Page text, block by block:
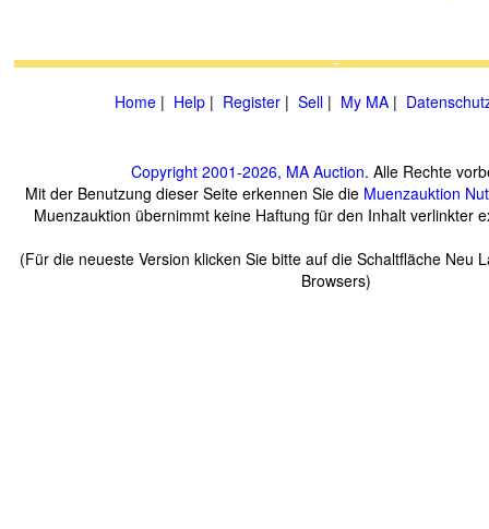
Home | Help | Register | Sell | My MA |
Copyright 2001-2026, MA Auction. Alle Rechte
Mit der Benutzung dieser Seite erkennen Sie die Muenzauktion
Muenzauktion übernimmt keine Haftung für den Inhalt verlinkter
(Für die neueste Version klicken Sie bitte auf die Schaltfläche Neu
Browsers)